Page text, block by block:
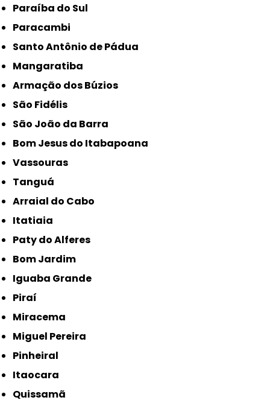
Paraíba do Sul
Paracambi
Santo Antônio de Pádua
Mangaratiba
Armação dos Búzios
São Fidélis
São João da Barra
Bom Jesus do Itabapoana
Vassouras
Tanguá
Arraial do Cabo
Itatiaia
Paty do Alferes
Bom Jardim
Iguaba Grande
Piraí
Miracema
Miguel Pereira
Pinheiral
Itaocara
Quissamã